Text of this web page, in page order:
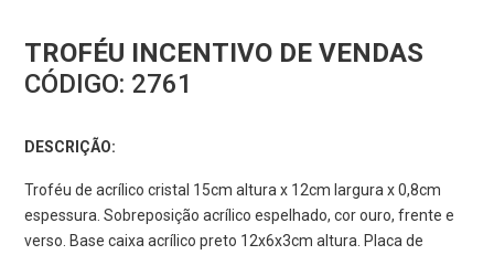
TROFÉU INCENTIVO DE VENDAS
CÓDIGO: 2761
DESCRIÇÃO:
Troféu de acrílico cristal 15cm altura x 12cm largura x 0,8cm
espessura. Sobreposição acrílico espelhado, cor ouro, frente e
verso. Base caixa acrílico preto 12x6x3cm altura. Placa de